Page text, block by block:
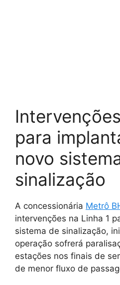
para
novo
sinalização
A concessionária Metrô
intervenções na Linha 1
sistema de sinalização,
operação sofrerá
estações nos finais de
de menor fluxo de